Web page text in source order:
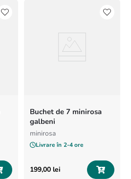
Buchet de 7 minirosa
galbeni
minirosa
Livrare în 2-4 ore
199,00 lei